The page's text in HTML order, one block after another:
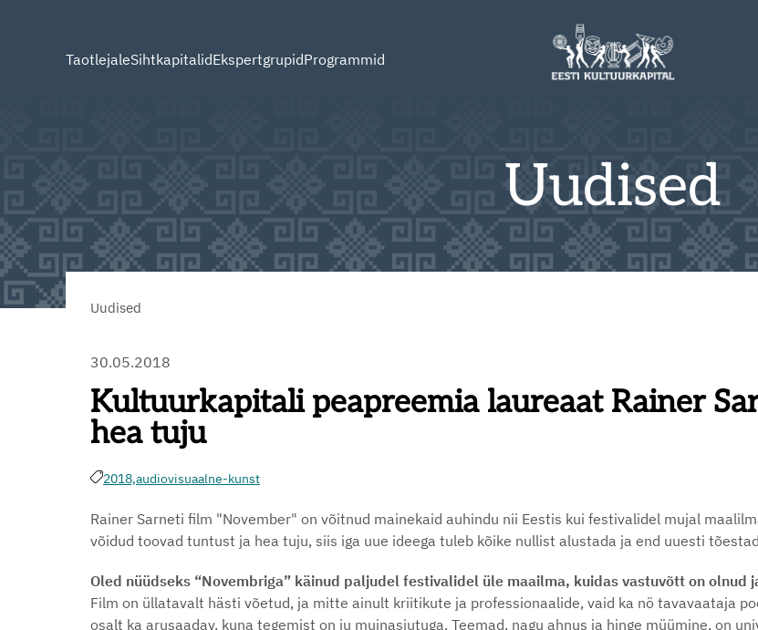
TaotlejaleSihtkapitalidEkspertgrupidProgrammid
Uudised
Uudised
30.05.2018
Kultuurkapitali peapreemia laureaat Rainer
hea tuju
2018,audiovisuaalne-kunst
Rainer Sarneti film "November" on võitnud mainekaid auhindu nii Eestis kui festivalidel mujal
võidud toovad tuntust ja hea tuju, siis iga uue ideega tuleb kõike nullist alustada ja end uuesti
Oled nüüdseks “Novembriga” käinud paljudel festivalidel üle maailma, kuidas vastuvõtt on olnud
Film on üllatavalt hästi võetud, ja mitte ainult kriitikute ja professionaalide, vaid ka nö tavavaataja
osalt ka arusaadav, kuna tegemist on ju muinasjutuga. Teemad, nagu ahnus ja hinge müümine, on